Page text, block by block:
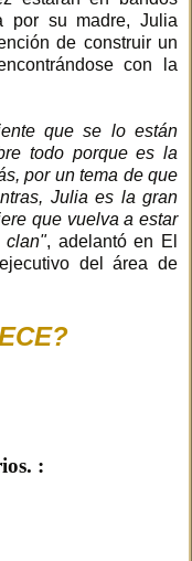
por su madre, Julia
de construir un
con la
que se lo están
todo porque es la
por un tema de que
Julia es la gran
que vuelva a estar
clan", adelantó en El
del área de
: